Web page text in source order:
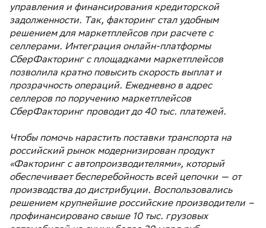
управления и финансирования кредиторской
задолженности. Так, факторинг стал удобным
решением для маркетплейсов при расчете с
селлерами. Интеграция онлайн-платформы
СберФакторинг с площадками маркетплейсов
позволила кратно повысить скорость выплат и
прозрачность операций. Ежедневно в адрес
селлеров по поручению маркетплейсов
СберФакторинг проводит до 40 тыс. платежей.
Чтобы помочь нарастить поставки транспорта на
российский рынок модернизирован продукт
«Факторинг с автопроизводителями», который
обеспечивает бесперебойность всей цепочки — от
производства до дистрибуции. Воспользовались
решением крупнейшие российские производители –
профинансировано свыше 10 тыс. грузовых